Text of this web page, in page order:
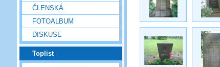
ČLENSKÁ
FOTOALBUM
DISKUSE
Toplist